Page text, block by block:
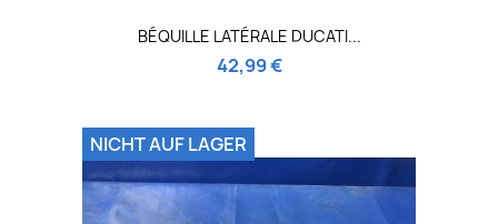
BÉQUILLE LATÉRALE DUCATI...
42,99 €
NICHT AUF LAGER